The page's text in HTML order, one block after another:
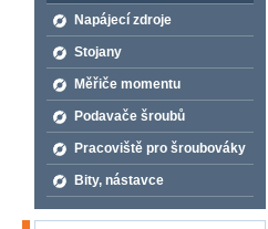
Napájecí zdroje
Stojany
Měřiče momentu
Podavače šroubů
Pracoviště pro šroubováky
Bity, nástavce